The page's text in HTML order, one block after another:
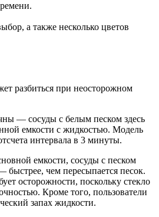
а также несколько цветов
разбиться при неосторожном
— сосуды с белым песком здесь
емкости с жидкостью. Модель
интервала в 3 минуты.
емкости, сосуды с песком
чем пересыпается песок.
осторожности, поскольку стекло
Кроме того, пользователи
запах жидкости.